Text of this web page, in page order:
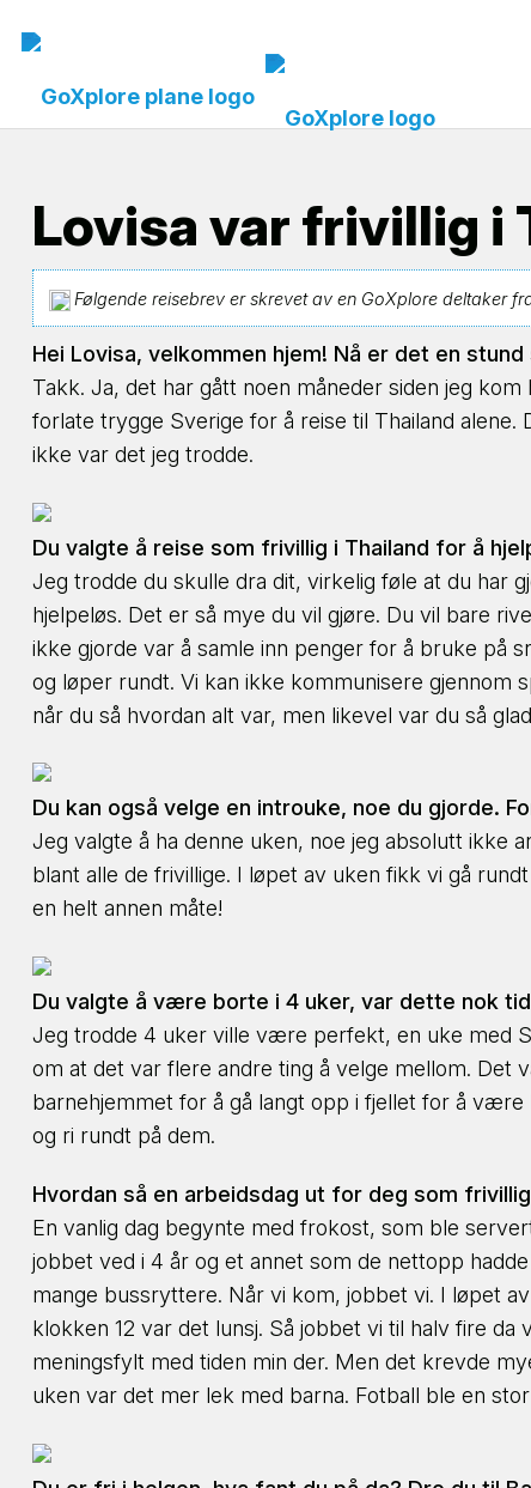
Lovisa var frivillig i
Følgende reisebrev er skrevet av en GoXplore deltaker
Hei Lovisa, velkommen hjem! Nå er det en
Takk. Ja, det har gått noen måneder siden jeg
forlate trygge Sverige for å reise til Thailand
ikke var det jeg trodde.
Du valgte å reise som frivillig i Thailand for å
Jeg trodde du skulle dra dit, virkelig føle at du har
hjelpeløs. Det er så mye du vil gjøre. Du vil bare
ikke gjorde var å samle inn penger for å bruke på
og løper rundt. Vi kan ikke kommunisere gjennom
når du så hvordan alt var, men likevel var du så
Du kan også velge en introuke, noe du gjorde.
Jeg valgte å ha denne uken, noe jeg absolutt ikke
blant alle de frivillige. I løpet av uken fikk vi gå
en helt annen måte!
Du valgte å være borte i 4 uker, var dette nok
Jeg trodde 4 uker ville være perfekt, en uke med
om at det var flere andre ting å velge mellom. Det
barnehjemmet for å gå langt opp i fjellet for å
og ri rundt på dem.
Hvordan så en arbeidsdag ut for deg som
En vanlig dag begynte med frokost, som ble
jobbet ved i 4 år og et annet som de nettopp
mange bussryttere. Når vi kom, jobbet vi. I løpet
klokken 12 var det lunsj. Så jobbet vi til halv fire
meningsfylt med tiden min der. Men det krevde
uken var det mer lek med barna. Fotball ble en